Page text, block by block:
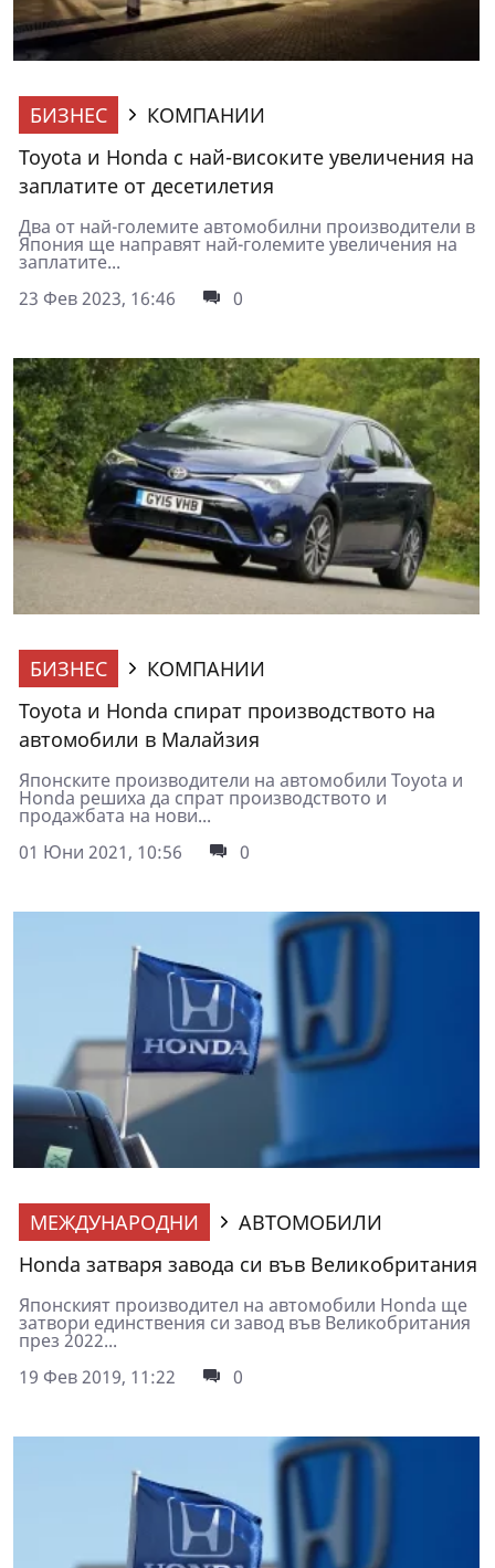
БИЗНЕС
КОМПАНИИ
Toyota и Honda с най-високите увеличения на
заплатите от десетилетия
Два от най-големите автомобилни производители в
Япония ще направят най-големите увеличения на
заплатите...
23 Фев 2023, 16:46
0
БИЗНЕС
КОМПАНИИ
Toyota и Honda спират производството на
автомобили в Малайзия
Японските производители на автомобили Toyota и
Honda решиха да спрат производството и
продажбата на нови...
01 Юни 2021, 10:56
0
МЕЖДУНАРОДНИ
АВТОМОБИЛИ
Honda затваря завода си във Великобритания
Японският производител на автомобили Honda ще
затвори единствения си завод във Великобритания
през 2022...
19 Фев 2019, 11:22
0